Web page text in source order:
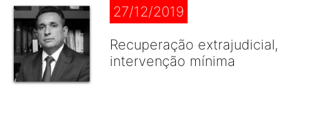
27/12/2019
Recuperação extrajudicial,
intervenção mínima